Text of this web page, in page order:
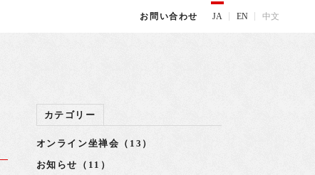
お問い合わせ JA EN 中文
カテゴリー
オンライン坐禅会（13）
お知らせ（11）